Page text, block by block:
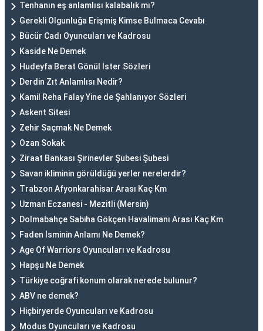
Tenhanın eş anlamlısı kalabalık mı?
Gerekli Olgunluğa Erişmiş Kimse Bulmaca Cevabı
Bücür Cadı Oyuncuları ve Kadrosu
Kaside Ne Demek
Hudeyfa Berat Gönül İster Sözleri
Derdin Zıt Anlamlısı Nedir?
Kamil Reha Falay Yine de Şahlanıyor Sözleri
Askent Sitesi
Zehir Saçmak Ne Demek
Ozan Sokak
Ziraat Bankası Şirinevler Şubesi Şubesi
Savan ikliminin görüldüğü yerler nerelerdir?
Trabzon Afyonkarahisar Arası Kaç Km
Uzman Eczanesi - Mezitli (Mersin)
Dolmabahçe Sabiha Gökçen Havalimanı Arası Kaç Km
Faden İsminin Anlamı Ne Demek?
Age Of Warriors Oyuncuları ve Kadrosu
Hapşu Ne Demek
Türkiye coğrafi konum olarak nerede bulunur?
ABV ne demek?
Hiçbiryerde Oyuncuları ve Kadrosu
Modus Oyuncuları ve Kadrosu